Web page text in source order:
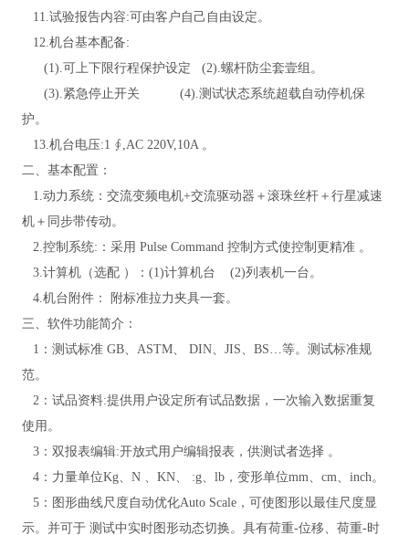
11.试验报告内容:可由客户自己自由设定。
12.机台基本配备:
(1).可上下限行程保护设定 (2).螺杆防尘套壹组 。
(3).紧急停止开关 (4).测试状态系统超载自动停机保
护。
13.机台电压:1 ∮,AC 220V,10A 。
二、基本配置：
1.动力系统：交流变频电机+交流驱动器＋滚珠丝杆＋行星减速
机＋同步带传动。
2.控制系统:：采用 Pulse Command 控制方式使控制更精准 。
3.计算机（选配 ）：(1)计算机台 (2)列表机一台。
4.机台附件： 附标准拉力夹具一套。
三、软件功能简介：
1：测试标准 GB、ASTM、 DIN、JIS、BS…等。测试标准规
范。
2：试品资料:提供用户设定所有试品数据，一次输入数据重复
使用。
3：双报表编辑:开放式用户编辑报表，供测试者选择 。
4：力量单位Kg、N 、KN、 :g、lb，变形单位mm、cm、inch。
5：图形曲线尺度自动优化Auto Scale，可使图形以最佳尺度显
示。并可于 测试中实时图形动态切换。具有荷重-位移、荷重-时